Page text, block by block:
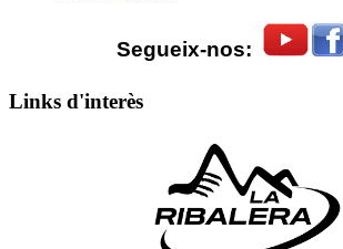
Segueix-nos:
Links d'interès